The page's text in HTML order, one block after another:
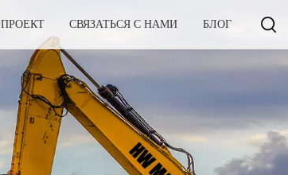
ПРОЕКТ СВЯЗАТЬСЯ С НАМИ БЛОГ